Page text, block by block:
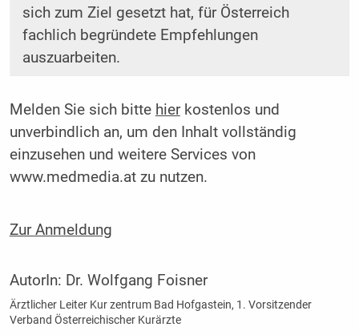
sich zum Ziel gesetzt hat, für Österreich
fachlich begründete Empfehlungen
auszuarbeiten.
Melden Sie sich bitte hierkostenlos und
unverbindlich an, um den Inhalt vollständig
einzusehen und weitere Services von
www.medmedia.at zu nutzen.
Zur Anmeldung
AutorIn: Dr. Wolfgang Foisner
Ärztlicher Leiter Kur zentrum Bad Hofgastein, 1. Vorsitzender
Verband Österreichischer Kurärzte